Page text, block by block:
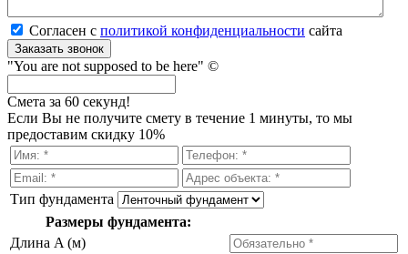
Согласен с политикой кон­фи­ден­ци­аль­нос­ти сайта
Заказать звонок
"You are not supposed to be here" ©
Смета за 60 секунд!
Если Вы не получите смету в течение 1 минуты, то мы
предоставим скидку 10%
Тип фундамента
Размеры фундамента:
Длина A (м)